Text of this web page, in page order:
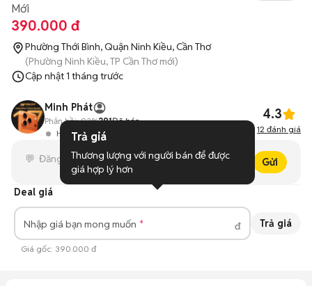
Mới
390.000 đ
Phường Thới Bình, Quận Ninh Kiều, Cần Thơ
(Phường Ninh Kiều, TP Cần Thơ mới)
Cập nhật1 tháng trước
Minh Phát
Hoạt động 4 giờ trước
Phản hồi: 93%291Đã bán 4.3
12 đánh giá
Gửi
Deal giá
Nhập giá bạn mong muốn đ Trả giá
Giá gốc: 390.000 đ
Trả giá
Thương lượng với người bán để được
giá hợp lý hơn